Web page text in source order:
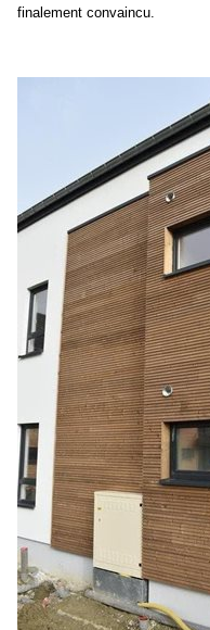
finalement convaincu.